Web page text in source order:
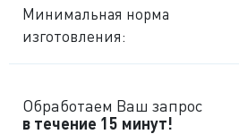
Минимальная норма
изготовления:
Обработаем Ваш запрос
в течение 15 минут!